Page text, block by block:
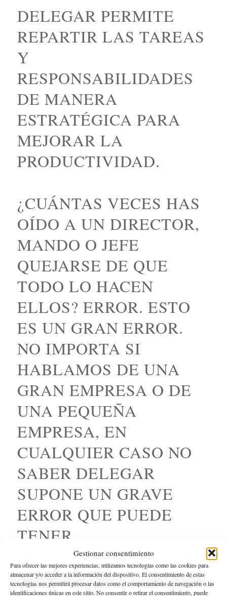
Gestionar consentimiento
Para ofrecer las mejores experiencias, utilizamos tecnologías como las cookies para
almacenar y/o acceder a la información del dispositivo. El consentimiento de estas
tecnologías nos permitirá procesar datos como el comportamiento de navegación o las
identificaciones únicas en este sitio. No consentir o retirar el consentimiento, puede
DELEGAR PERMITE
REPARTIR LAS TAREAS
Y
RESPONSABILIDADES
DE MANERA
ESTRATÉGICA PARA
MEJORAR LA
PRODUCTIVIDAD.
¿CUÁNTAS VECES HAS
OÍDO A UN DIRECTOR,
MANDO O JEFE
QUEJARSE DE QUE
TODO LO HACEN
ELLOS? ERROR. ESTO
ES UN GRAN ERROR.
NO IMPORTA SI
HABLAMOS DE UNA
GRAN EMPRESA O DE
UNA PEQUEÑA
EMPRESA, EN
CUALQUIER CASO NO
SABER DELEGAR
SUPONE UN GRAVE
ERROR QUE PUEDE
TENER
CONSECUENCIAS
FATALES PARA LA